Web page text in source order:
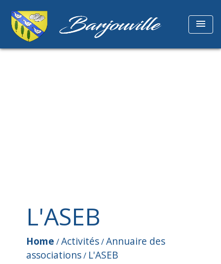
menu
L'ASEB
Home /Activités/Annuaire des
associations/ L'ASEB